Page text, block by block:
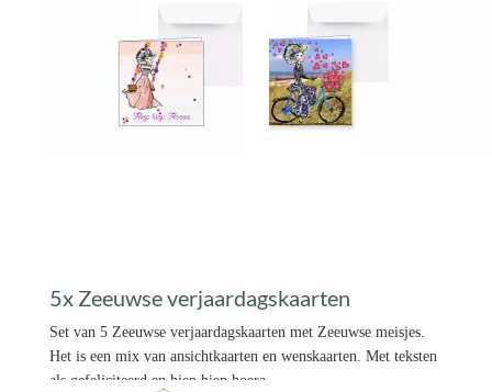
5x Zeeuwse verjaardagskaarten
Set van 5 Zeeuwse verjaardagskaarten met Zeeuwse meisjes.
Het is een mix van ansichtkaarten en wenskaarten. Met teksten
als gefeliciteerd en hiep hiep hoera.